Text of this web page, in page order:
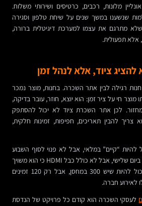
מלונות, רכבים, כרטיסים ושירותי משלוח.
שנשענו במשך שנים על שיחת טלפון וסגירה
מתרגם את עצמו למערכת דיגיטלית ברורה,
אלא תפעולית.
ציוד, אלא לנהל זמן
רגילה לבין אתר השכרה. בחנות, מוצר נמכר
מוצר חי על ציר זמן: הוא יוצא, חוזר, עובר בדיקה,
לכן אתר השכרת ציוד לא יכול להסתפק
צריך להבין תאריכים, חפיפות, זמינות חלקית,
להיות “קיים” במלאי, אבל לא פנוי לסוף השבוע
הקרוב. מקרן יכול להיות פנוי ביום שלישי, אבל לא כולל כבל HDMI כי הוא משויך
להזמנה אחרת. וכיסאות? יכול להיות שיש 300 במחסן, אבל רק 120 זמינים
לאירוע חברה.
לעסקי השכרה הוא קודם כל פרויקט של הנדסת